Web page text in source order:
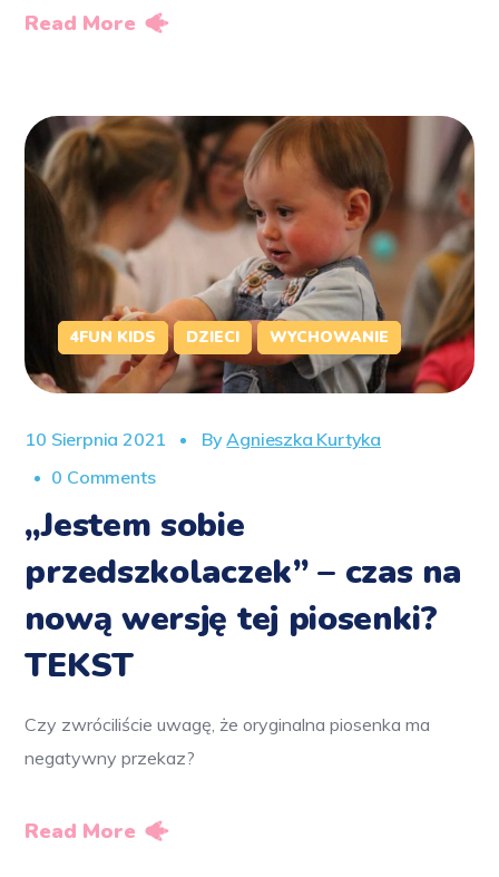
Read More
4FUN KIDS DZIECI WYCHOWANIE
10 Sierpnia 2021 ByAgnieszka Kurtyka
0 Comments
„Jestem sobie
przedszkolaczek” – czas na
nową wersję tej piosenki?
TEKST
Czy zwróciliście uwagę, że oryginalna piosenka ma
negatywny przekaz?
Read More